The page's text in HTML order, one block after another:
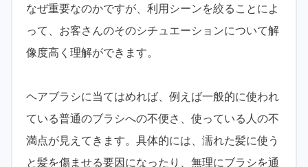
なぜ重要なのかですが、利用シーンを絞ることによ
って、お客さんのそのシチュエーションについて解
像度高く理解ができます。
ヘアブラシに当てはめれば、例えば一般的に使われ
ている普通のブラシへの不便さ、使っている人の不
満点が見えてきます。具体的には、濡れた髪に使う
と髪を傷ませる要因になったり、無理にブラシを通